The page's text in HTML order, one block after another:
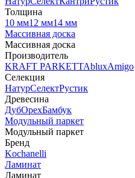
Толщина
10 мм12 мм14 мм
Массивная доска
Массивная доска
Производитель
KRAFT PARKETTAbluxAmigo
Селекция
НатурСелектРустик
Древесина
ДубОрехБамбук
Модульный паркет
Модульный паркет
Бренд
Kochanelli
Ламинат
Ламинат